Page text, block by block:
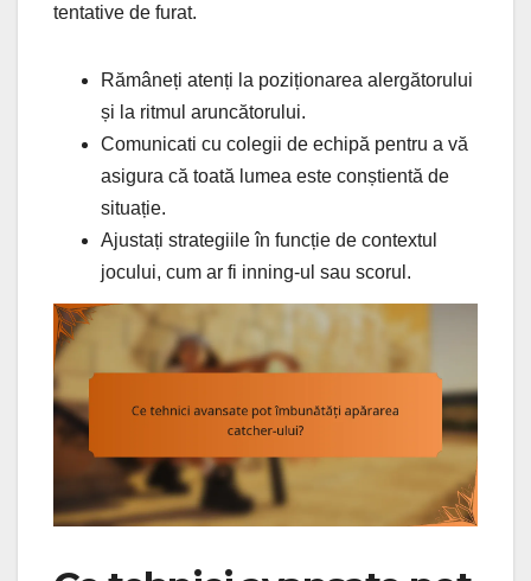
tentative de furat.
Rămâneți atenți la poziționarea alergătorului
și la ritmul aruncătorului.
Comunicati cu colegii de echipă pentru a vă
asigura că toată lumea este conștientă de
situație.
Ajustați strategiile în funcție de contextul
jocului, cum ar fi inning-ul sau scorul.